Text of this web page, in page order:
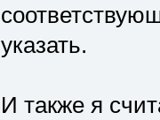
указать.
И также я